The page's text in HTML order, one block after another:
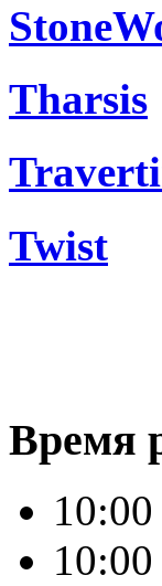
Tharsis
Twist
Время